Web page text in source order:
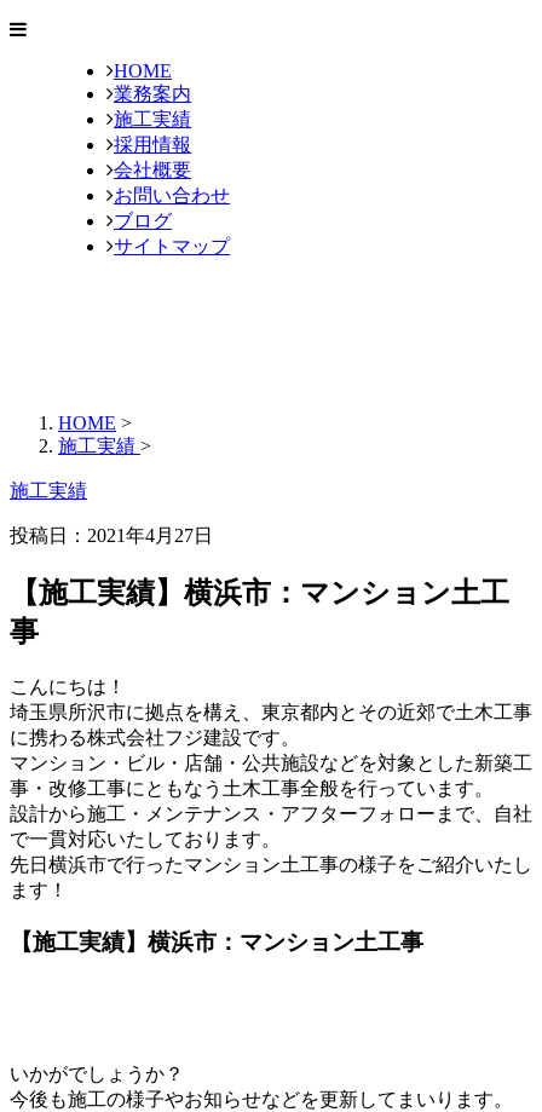
HOME
業務案内
施工実績
採用情報
会社概要
お問い合わせ
ブログ
サイトマップ
HOME >
施工実績 >
施工実績
投稿日： 2021年4月27日
【施工実績】横浜市：マンション土工
事
こんにちは！
埼玉県所沢市に拠点を構え、東京都内とその近郊で土木工事
に携わる株式会社フジ建設です。
マンション・ビル・店舗・公共施設などを対象とした新築工
事・改修工事にともなう土木工事全般を行っています。
設計から施工・メンテナンス・アフターフォローまで、自社
で一貫対応いたしております。
先日横浜市で行ったマンション土工事の様子をご紹介いたし
ます！
【施工実績】横浜市：マンション土工事
いかがでしょうか？
今後も施工の様子やお知らせなどを更新してまいります。